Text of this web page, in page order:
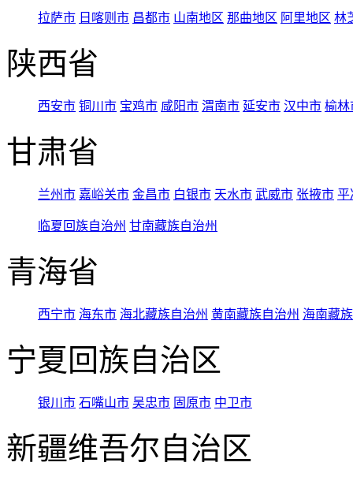
拉萨市 日喀则市 昌都市 山南地区 那曲地区 阿里地区 林
陕西省
西安市 铜川市 宝鸡市 咸阳市 渭南市 延安市 汉中市 榆林
甘肃省
兰州市 嘉峪关市 金昌市 白银市 天水市 武威市 张掖市 平
临夏回族自治州 甘南藏族自治州
青海省
西宁市 海东市 海北藏族自治州 黄南藏族自治州 海南藏
宁夏回族自治区
银川市 石嘴山市 吴忠市 固原市 中卫市
新疆维吾尔自治区